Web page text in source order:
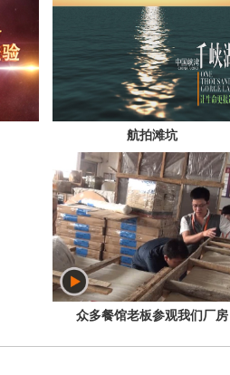
航拍滩坑
众多餐馆老板参观我们厂房